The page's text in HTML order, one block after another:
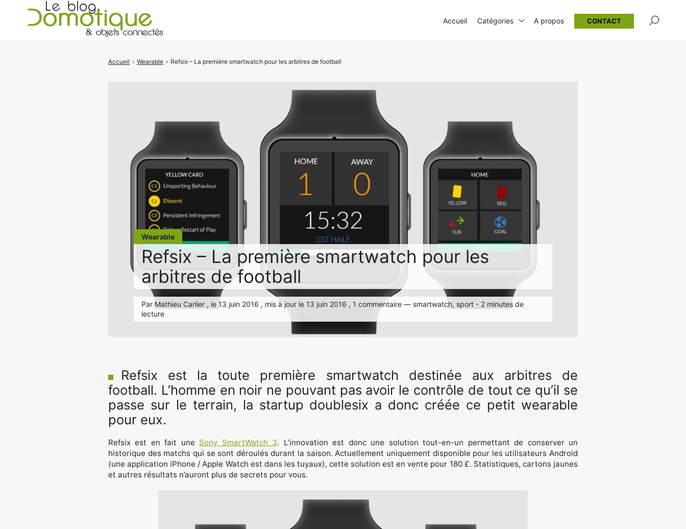
Wearable
Refsix – La première smartwatch pour les
arbitres de football
Par Mathieu Carlier , le 13 juin 2016 , mis à jour le 13 juin 2016 , 1 commentaire — smartwatch, sport - 2 minutes de
lecture
Accueil › Wearable › Refsix – La première smartwatch pour les arbitres de football
Refsix est la toute première smartwatch destinée aux arbitres de
football. L’homme en noir ne pouvant pas avoir le contrôle de tout ce qu’il se
passe sur le terrain, la startup doublesix a donc créée ce petit wearable
pour eux.
Refsix est en fait une Sony SmartWatch 3. L’innovation est donc une solution tout-en-un permettant de conserver un
historique des matchs qui se sont déroulés durant la saison. Actuellement uniquement disponible pour les utilisateurs Android
(une application iPhone / Apple Watch est dans les tuyaux), cette solution est en vente pour 180 £. Statistiques, cartons jaunes
et autres résultats n’auront plus de secrets pour vous.
Accueil Catégories A propos CONTACT
Rechercher